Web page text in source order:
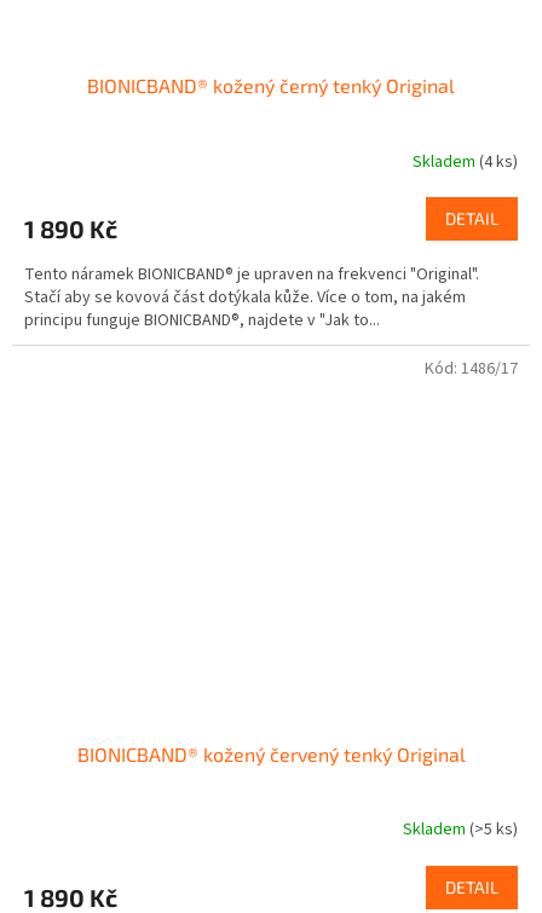
BIONICBAND® kožený černý tenký Original
Skladem (4 ks)
1 890 Kč DETAIL
Tento náramek BIONICBAND® je upraven na frekvenci "Original".
Stačí aby se kovová část dotýkala kůže. Více o tom, na jakém
principu funguje BIONICBAND®, najdete v "Jak to...
BIONICBAND® kožený červený tenký Original
Skladem (>5 ks)
1 890 Kč DETAIL
Kód: 1486/17